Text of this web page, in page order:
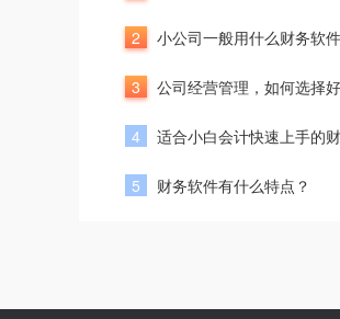
2 小公司一般用什么财务软
3 公司经营管理，如何选择
4 适合小白会计快速上手的
5 财务软件有什么特点？